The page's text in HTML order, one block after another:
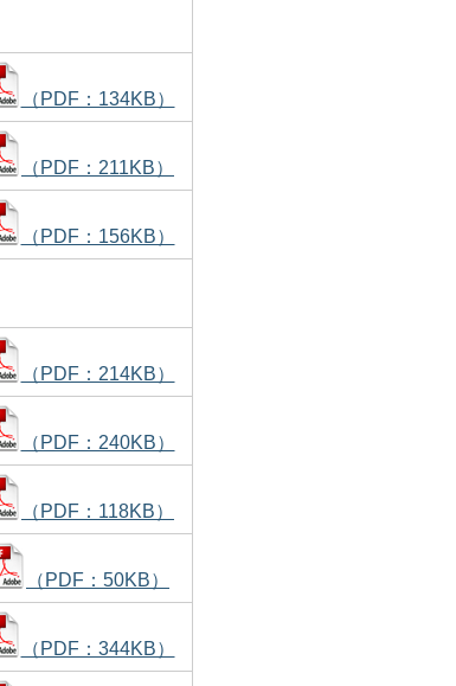
（PDF：134KB）
（PDF：211KB）
（PDF：156KB）
（PDF：214KB）
（PDF：240KB）
（PDF：118KB）
（PDF：50KB）
（PDF：344KB）